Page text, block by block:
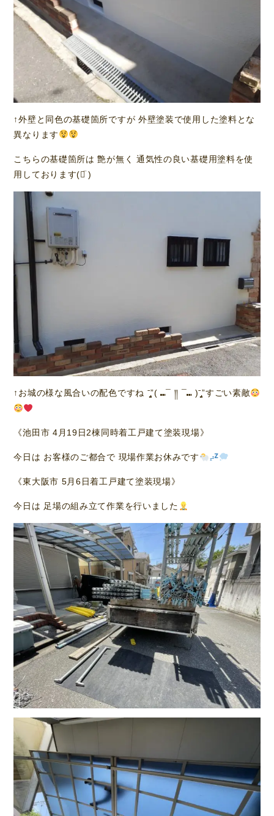
↑外壁と同色の基礎箇所ですが 外壁塗装で使用した塗料とな
異なります
こちらの基礎箇所は 艶が無く 通気性の良い基礎用塗料を使
用しております(ᯅ̈ )
↑お城の様な風合いの配色ですね ˉ̡̠̭̭”( ⑉¯ །། ¯⑉ )ˉ̡̠̭̭”すごい素敵
《池田市 4月19日2棟同時着工戸建て塗装現場》
今日は お客様のご都合で 現場作業お休みです
《東大阪市 5月6日着工戸建て塗装現場》
今日は 足場の組み立て作業を行いました